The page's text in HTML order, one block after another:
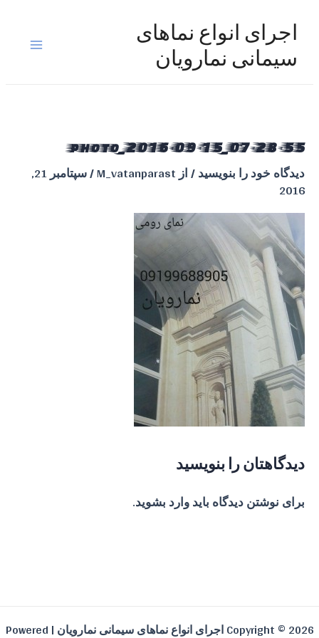
اجرای انواع نماهای
سیمانی نمارویان
Main
photo_2016-09-15_07-28-55
دیدگاه‌ خود را بنویسید/ ازM_vatanparast
/ سپتامبر 21,
2016
دیدگاهتان را بنویسید
برای نوشتن دیدگاه بایدوارد بشوید.
Copyright © 2026 اجرای انواع نماهای سیمانی نمارویان | Powered